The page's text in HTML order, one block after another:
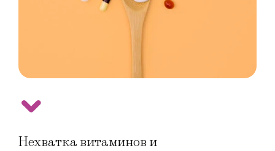
Нехватка витаминов и